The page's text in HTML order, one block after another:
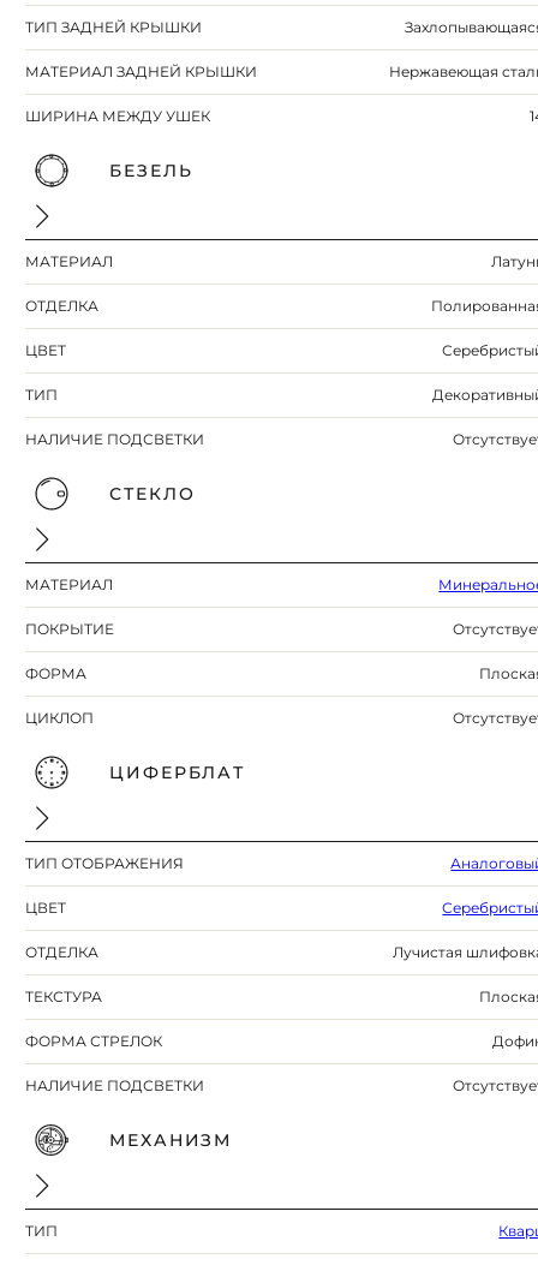
ТИП ЗАДНЕЙ КРЫШКИ
МАТЕРИАЛ ЗАДНЕЙ КРЫШКИ Нержавеющая
ШИРИНА МЕЖДУ УШЕК
БЕЗЕЛЬ
МАТЕРИАЛ
ОТДЕЛКА
ЦВЕТ
ТИП
НАЛИЧИЕ ПОДСВЕТКИ
СТЕКЛО
МАТЕРИАЛ
ПОКРЫТИЕ
ФОРМА
ЦИКЛОП
ЦИФЕРБЛАТ
ТИП ОТОБРАЖЕНИЯ
ЦВЕТ
ОТДЕЛКА Лучистая
ТЕКСТУРА
ФОРМА СТРЕЛОК
НАЛИЧИЕ ПОДСВЕТКИ
МЕХАНИЗМ
ТИП